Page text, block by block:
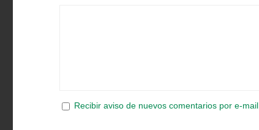
Recibir aviso de nuevos comentarios por e-mail